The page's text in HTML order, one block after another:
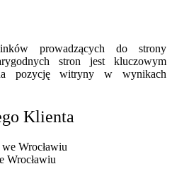
prowadzących do strony
stron jest kluczowym
pozycję witryny w wynikach
Klienta
Wrocławiu